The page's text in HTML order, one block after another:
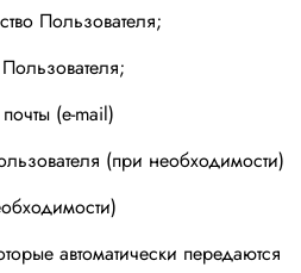
Пользователя;
(e-mail)
(при необходимости)
автоматически передаются